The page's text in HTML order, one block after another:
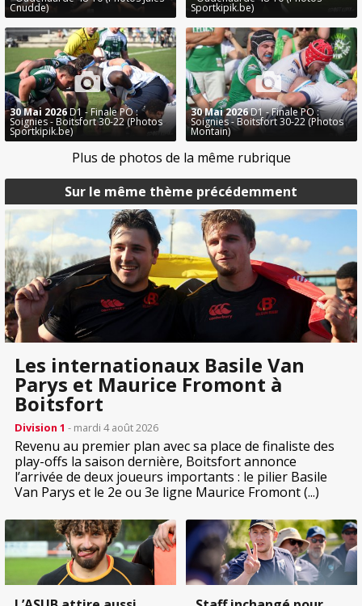
Sur le même thème précédemment
Les internationaux Basile Van
Parys et Maurice Fromont à
Boitsfort
Division 1 - mardi 4 août 2026
Revenu au premier plan avec sa place de finaliste des
play-offs la saison dernière, Boitsfort annonce
l’arrivée de deux joueurs importants : le pilier Basile
Van Parys et le 2e ou 3e ligne Maurice Fromont (...)
Cnudde) Sportkipik.be)
30 Mai 2026D1 - Finale PO :
Soignies - Boitsfort 30-22 (Photos
Sportkipik.be)
30 Mai 2026D1 - Finale PO :
Soignies - Boitsfort 30-22 (Photos
Montain)
Plus de photos de la même rubrique